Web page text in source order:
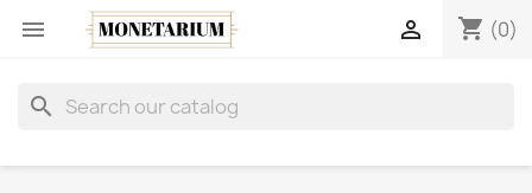
 shopping_cart (0)

search